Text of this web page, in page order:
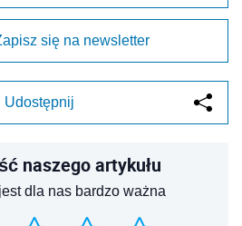
się na newsletter
Udostępnij
naszego artykułu
dla nas bardzo ważna